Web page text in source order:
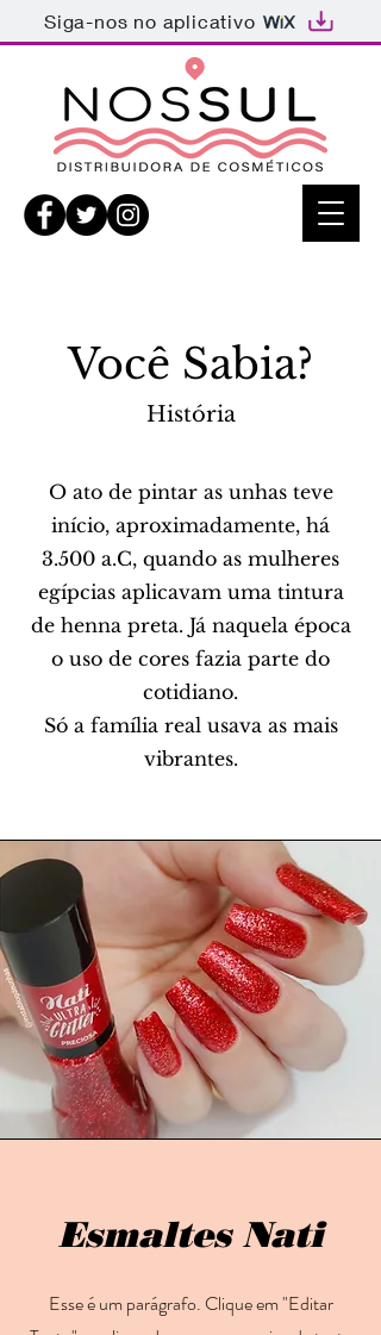
Siga-nos no aplicativo
Você Sabia?
História
O ato de pintar as unhas teve
início, aproximadamente, há
3.500 a.C, quando as mulheres
egípcias aplicavam uma tintura
de henna preta. Já naquela época
o uso de cores fazia parte do
cotidiano.
Só a família real usava as mais
vibrantes.
Esmaltes Nati
​Esse é um parágrafo. Clique em "Editar